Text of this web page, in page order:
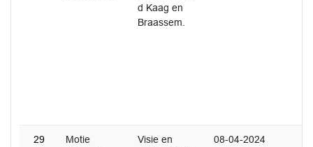
d Kaag en
Braassem.
29
Motie
Visie en
08-04-2024